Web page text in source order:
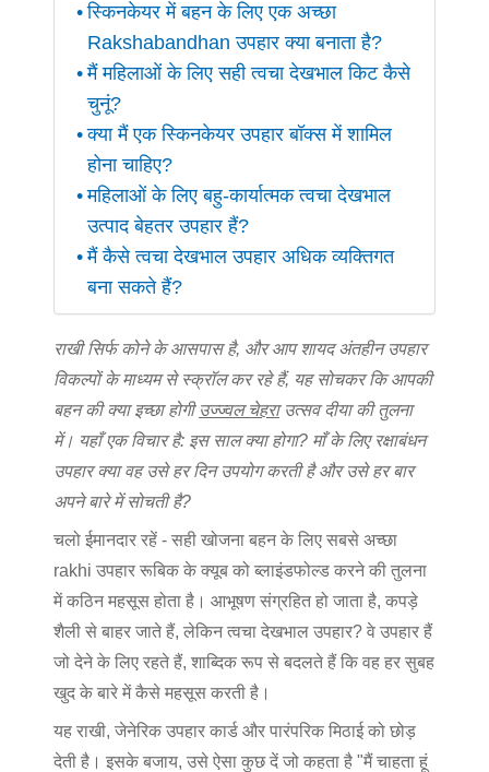
स्किनकेयर में बहन के लिए एक अच्छा
Rakshabandhan उपहार क्या बनाता है?
मैं महिलाओं के लिए सही त्वचा देखभाल किट कैसे
चुनूं?
क्या मैं एक स्किनकेयर उपहार बॉक्स में शामिल
होना चाहिए?
महिलाओं के लिए बहु-कार्यात्मक त्वचा देखभाल
उत्पाद बेहतर उपहार हैं?
मैं कैसे त्वचा देखभाल उपहार अधिक व्यक्तिगत
बना सकते हैं?
राखी सिर्फ कोने के आसपास है, और आप शायद अंतहीन उपहार
विकल्पों के माध्यम से स्क्रॉल कर रहे हैं, यह सोचकर कि आपकी
बहन की क्या इच्छा होगी उज्ज्वल चेहराउत्सव दीया की तुलना
में। यहाँ एक विचार है: इस साल क्या होगा? माँ के लिए रक्षाबंधन
उपहारक्या वह उसे हर दिन उपयोग करती है और उसे हर बार
अपने बारे में सोचती है?
चलो ईमानदार रहें - सही खोजना बहन के लिए सबसे अच्छा
rakhi उपहार रूबिक के क्यूब को ब्लाइंडफोल्ड करने की तुलना
में कठिन महसूस होता है। आभूषण संग्रहित हो जाता है, कपड़े
शैली से बाहर जाते हैं, लेकिनत्वचा देखभाल उपहार? वे उपहार हैं
जो देने के लिए रहते हैं, शाब्दिक रूप से बदलते हैं कि वह हर सुबह
खुद के बारे में कैसे महसूस करती है।
यह राखी, जेनेरिक उपहार कार्ड और पारंपरिक मिठाई को छोड़
देती है। इसके बजाय, उसे ऐसा कुछ दें जो कहता है "मैं चाहता हूं